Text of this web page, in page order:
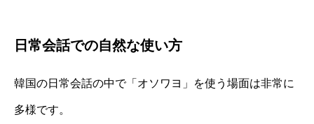
日常会話での自然な使い方
韓国の日常会話の中で「オソワヨ」を使う場面は非常に
多様です。